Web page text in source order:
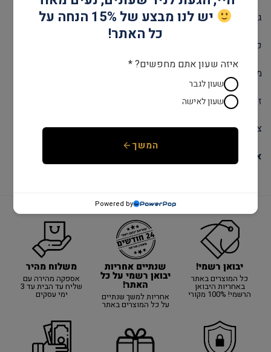
גוף השעון: עור
קוטר: 42 מ"מ
מנגנון: אוטומט
זכוכית: ספיר קריסטל
צבע: כסף & שחור
אחריות יבואן רשמי ובלעדי לשנתיים!
יבואן רשמי!
כל המוצרים באתר
באחריות היבואן
הרשמי! 100% מקורי
שנתיים אחריות
יבואן רשמי על כל
האתר!
אחריות למשך שנתיים
על כל המוצרים באתר
משלוח מהיר
אספקה מהירה עם
שליח עד הבית עד 3
ימי עסקים
יש לנו מבצע של 15% הנחה על
כל האתר!
איזה שעון אתם מחפשים? *
שעון לגבר
שעון לאישה
המשך
Powered by